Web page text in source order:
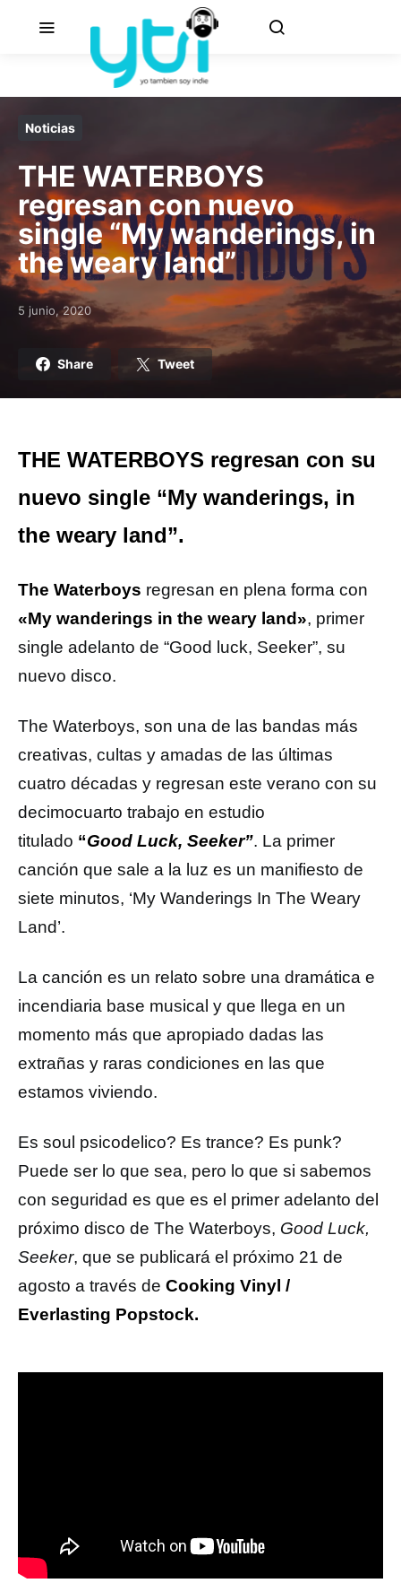
Noticias
THE WATERBOYS
regresan con nuevo
single “My wanderings, in
the weary land”
Posted on
5 junio, 2020
Share Tweet
THE WATERBOYS regresan con su
nuevo single “My wanderings, in
the weary land”.
The Waterboys regresan en plena forma con
«My wanderings in the weary land», primer
single adelanto de “Good luck, Seeker”, su
nuevo disco.
The Waterboys, son una de las bandas más
creativas, cultas y amadas de las últimas
cuatro décadas y regresan este verano con su
decimocuarto trabajo en estudio
titulado “Good Luck, Seeker”. La primer
canción que sale a la luz es un manifiesto de
siete minutos, ‘My Wanderings In The Weary
Land’.
La canción es un relato sobre una dramática e
incendiaria base musical y que llega en un
momento más que apropiado dadas las
extrañas y raras condiciones en las que
estamos viviendo.
Es soul psicodelico? Es trance? Es punk?
Puede ser lo que sea, pero lo que si sabemos
con seguridad es que es el primer adelanto del
próximo disco de The Waterboys, Good Luck,
Seeker, que se publicará el próximo 21 de
agosto a través de Cooking Vinyl /
Everlasting Popstock.